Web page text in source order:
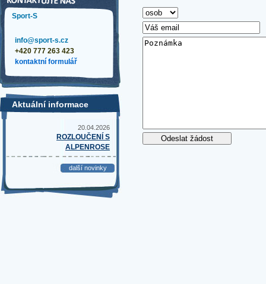
Sport-S
info@sport-s.cz
+420 777 263 423
kontaktní formulář
Aktuální informace
20.04.2026
ROZLOUČENÍ S
ALPENROSE
další novinky